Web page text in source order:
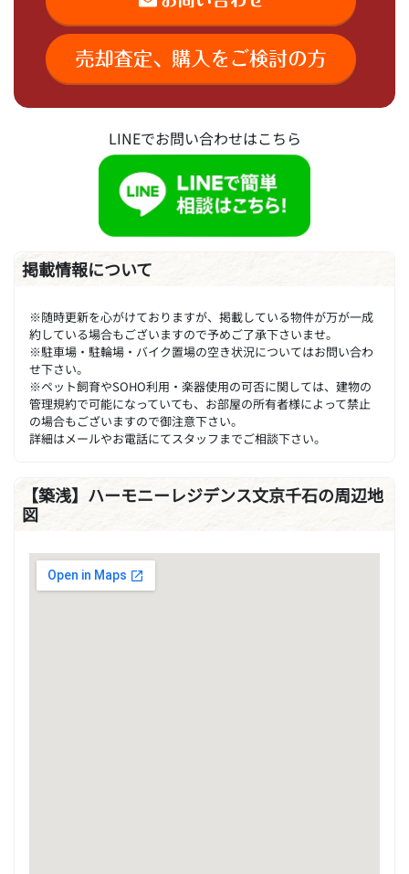
LINEでお問い合わせはこちら
掲載情報について
※随時更新を心がけておりますが、掲載している物件が万が一成
約している場合もございますので予めご了承下さいませ。
※駐車場・駐輪場・バイク置場の空き状況についてはお問い合わ
せ下さい。
※ペット飼育やSOHO利用・楽器使用の可否に関しては、建物の
管理規約で可能になっていても、お部屋の所有者様によって禁止
の場合もございますので御注意下さい。
詳細はメールやお電話にてスタッフまでご相談下さい。
【築浅】ハーモニーレジデンス文京千石の周辺地
図